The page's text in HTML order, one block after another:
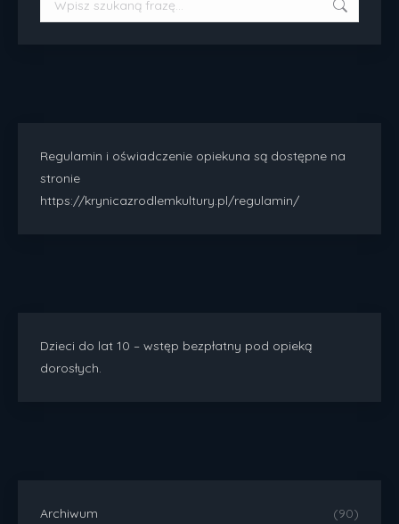
Regulamin i oświadczenie opiekuna są dostępne na
stronie
https://krynicazrodlemkultury.pl/regulamin/
Dzieci do lat 10 – wstęp bezpłatny pod opieką
dorosłych.
Archiwum
(90)